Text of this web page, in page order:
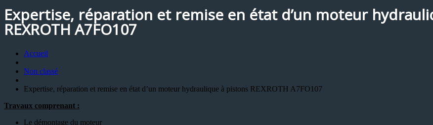
Expertise, réparation et remise en état d’un moteur
REXROTH A7FO107
Accueil
Non classé
Expertise, réparation et remise en état d’un moteur hydraulique à pistons REXROTH A7FO107
Travaux comprenant :
Le démontage du moteur